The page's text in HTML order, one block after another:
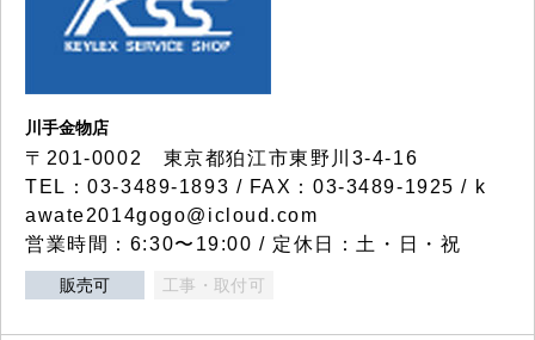
川手金物店
〒201-0002 東京都狛江市東野川3-4-16
TEL：03-3489-1893 / FAX：03-3489-1925 / k
awate2014gogo@icloud.com
営業時間：6:30〜19:00 / 定休日：土・日・祝
販売可 工事・取付可